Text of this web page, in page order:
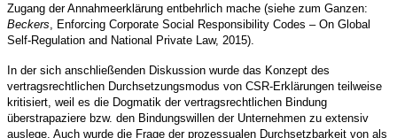
Zugang der Annahmeerklärung entbehrlich mache (siehe zum Ganzen:
Beckers , Enforcing Corporate Social Responsibility Codes – On Global
Self-Regulation and National Private Law, 2015).
In der sich anschließenden Diskussion wurde das Konzept des
vertragsrechtlichen Durchsetzungsmodus von CSR-Erklärungen teilweise
kritisiert, weil es die Dogmatik der vertragsrechtlichen Bindung
überstrapaziere bzw. den Bindungswillen der Unternehmen zu extensiv
auslege. Auch wurde die Frage der prozessualen Durchsetzbarkeit von als